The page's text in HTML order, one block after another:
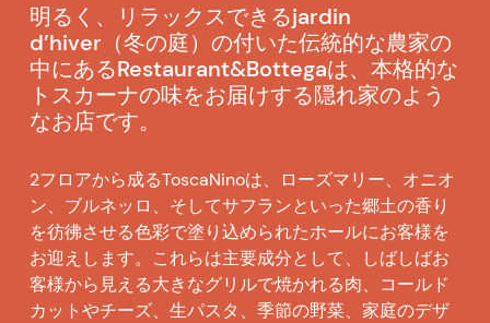
明るく、リラックスできるjardin
d’hiver（冬の庭）の付いた伝統的な農家の
中にあるRestaurant&Bottegaは、本格的な
トスカーナの味をお届けする隠れ家のよう
なお店です。
2フロアから成るToscaNinoは、ローズマリー、オニオ
ン、ブルネッロ、そしてサフランといった郷土の香り
を彷彿させる色彩で塗り込められたホールにお客様を
お迎えします。これらは主要成分として、しばしばお
客様から見える大きなグリルで焼かれる肉、コールド
カットやチーズ、生パスタ、季節の野菜、家庭のデザ